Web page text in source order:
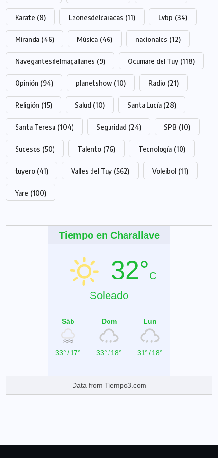
Karate (8) Leonesdelcaracas (11) Lvbp (34)
Miranda (46) Música (46) nacionales (12)
Navegantesdelmagallanes (9) Ocumare del Tuy (118)
Opinión (94) planetshow (10) Radio (21)
Religión (15) Salud (10) Santa Lucía (28)
Santa Teresa (104) Seguridad (24) SPB (10)
Sucesos (50) Talento (76) Tecnología (10)
tuyero (41) Valles del Tuy (562) Voleibol (11)
Yare (100)
Tiempo en Charallave
32°C
Soleado
Sáb
33°/17°
Dom
33°/18°
Lun
31°/18°
Data from Tiempo3.com